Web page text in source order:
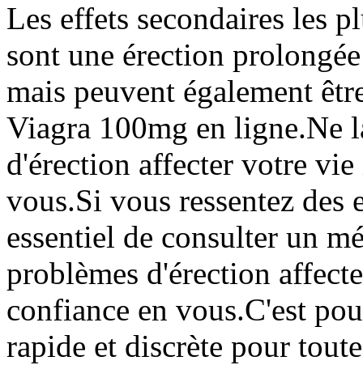
Les effets secondaires les
sont une érection
mais peuvent également
Viagra 100mg en ligne.Ne
d'érection affecter votre
vous.Si vous ressentez des
essentiel de consulter un
problèmes d'érection
confiance en vous.C'est
rapide et discrète pour